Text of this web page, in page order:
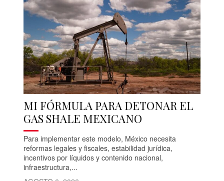
MI FÓRMULA PARA DETONAR EL
GAS SHALE MEXICANO
Para implementar este modelo, México necesita
reformas legales y fiscales, estabilidad jurídica,
incentivos por líquidos y contenido nacional,
infraestructura,...